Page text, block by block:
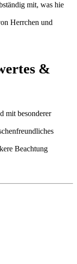
mit, was hie
Herrchen und
&
mit besonderer
Beachtung